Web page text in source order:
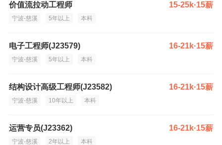
价值流拉动工程师 15-25k·15薪
宁波-慈溪 5年以上 本科
电子工程师(J23579) 16-21k·15薪
宁波-慈溪 5年以上 本科
结构设计高级工程师(J23582) 16-21k·15薪
宁波-慈溪 10年以上 本科
运营专员(J23362) 16-21k·15薪
宁波-慈溪 2年以上 本科